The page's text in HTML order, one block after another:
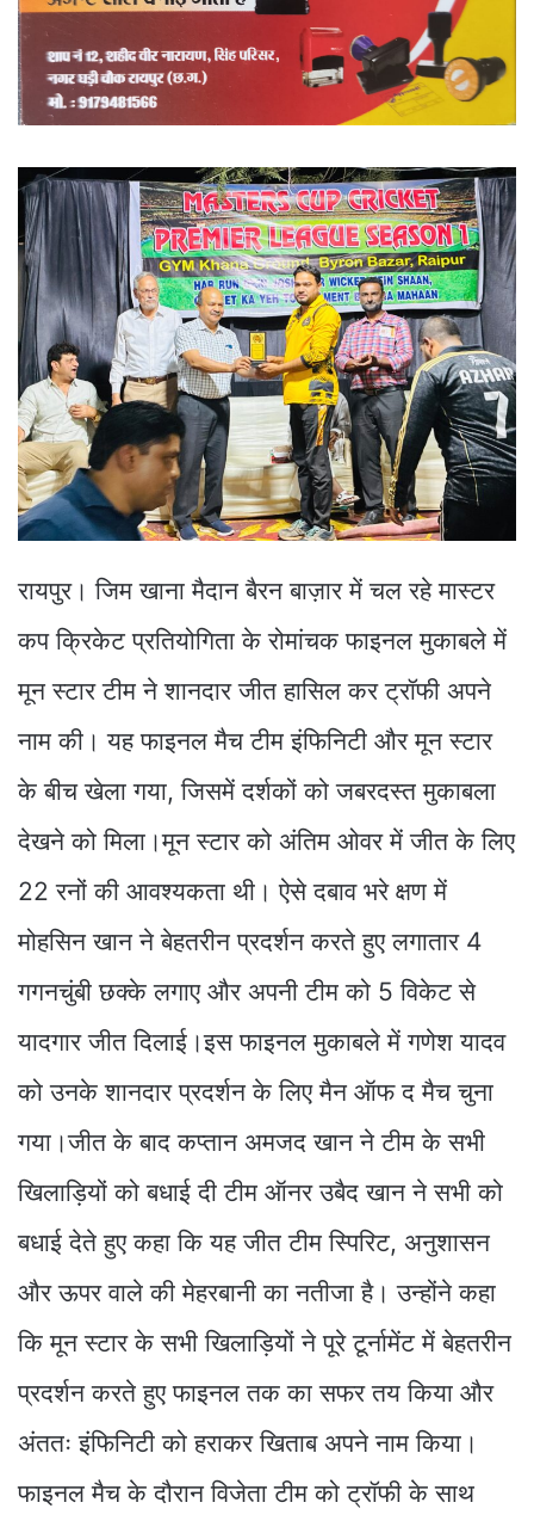
रायपुर। जिम खाना मैदान बैरन बाज़ार में चल रहे मास्टर
कप क्रिकेट प्रतियोगिता के रोमांचक फाइनल मुकाबले में
मून स्टार टीम ने शानदार जीत हासिल कर ट्रॉफी अपने
नाम की। यह फाइनल मैच टीम इंफिनिटी और मून स्टार
के बीच खेला गया, जिसमें दर्शकों को जबरदस्त मुकाबला
देखने को मिला।मून स्टार को अंतिम ओवर में जीत के लिए
22 रनों की आवश्यकता थी। ऐसे दबाव भरे क्षण में
मोहसिन खान ने बेहतरीन प्रदर्शन करते हुए लगातार 4
गगनचुंबी छक्के लगाए और अपनी टीम को 5 विकेट से
यादगार जीत दिलाई।इस फाइनल मुकाबले में गणेश यादव
को उनके शानदार प्रदर्शन के लिए मैन ऑफ द मैच चुना
गया।जीत के बाद कप्तान अमजद खान ने टीम के सभी
खिलाड़ियों को बधाई दी टीम ऑनर उबैद खान ने सभी को
बधाई देते हुए कहा कि यह जीत टीम स्पिरिट, अनुशासन
और ऊपर वाले की मेहरबानी का नतीजा है। उन्होंने कहा
कि मून स्टार के सभी खिलाड़ियों ने पूरे टूर्नामेंट में बेहतरीन
प्रदर्शन करते हुए फाइनल तक का सफर तय किया और
अंततः इंफिनिटी को हराकर खिताब अपने नाम किया।
फाइनल मैच के दौरान विजेता टीम को ट्रॉफी के साथ